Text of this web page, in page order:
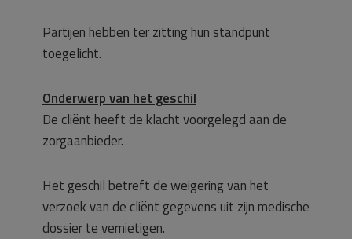
Partijen hebben ter zitting hun standpunt
toegelicht.
Onderwerp van het geschil
De cliënt heeft de klacht voorgelegd aan de
zorgaanbieder.
Het geschil betreft de weigering van het
verzoek van de cliënt gegevens uit zijn medische
dossier te vernietigen.